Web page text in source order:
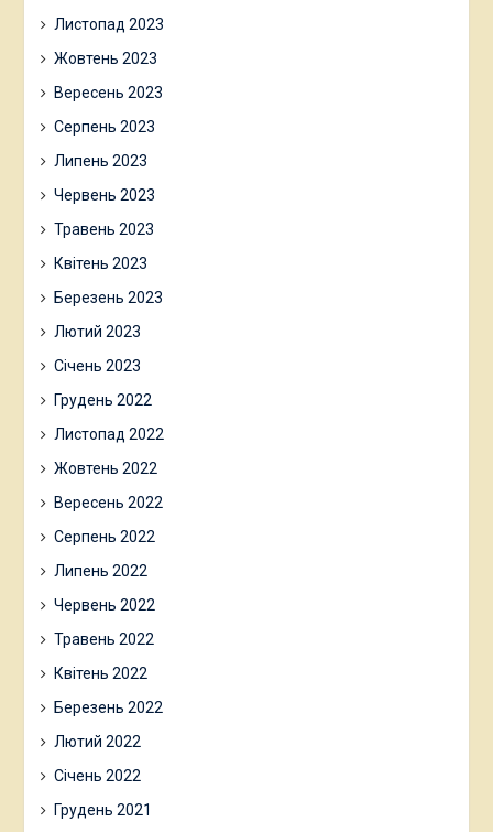
Листопад 2023
Жовтень 2023
Вересень 2023
Серпень 2023
Липень 2023
Червень 2023
Травень 2023
Квітень 2023
Березень 2023
Лютий 2023
Січень 2023
Грудень 2022
Листопад 2022
Жовтень 2022
Вересень 2022
Серпень 2022
Липень 2022
Червень 2022
Травень 2022
Квітень 2022
Березень 2022
Лютий 2022
Січень 2022
Грудень 2021